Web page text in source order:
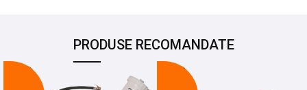
PRODUSE RECOMANDATE